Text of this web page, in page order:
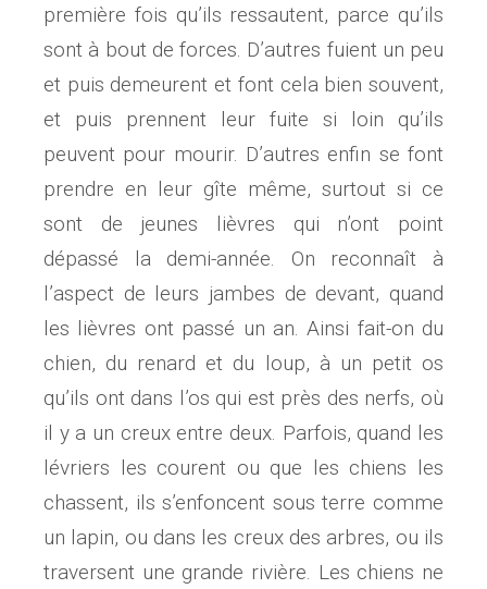
première fois qu’ils ressautent, parce qu’ils
sont à bout de forces. D’autres fuient un peu
et puis demeurent et font cela bien souvent,
et puis prennent leur fuite si loin qu’ils
peuvent pour mourir. D’autres enfin se font
prendre en leur gîte même, surtout si ce
sont de jeunes lièvres qui n’ont point
dépassé la demi-année. On reconnaît à
l’aspect de leurs jambes de devant, quand
les lièvres ont passé un an. Ainsi fait-on du
chien, du renard et du loup, à un petit os
qu’ils ont dans l’os qui est près des nerfs, où
il y a un creux entre deux. Parfois, quand les
lévriers les courent ou que les chiens les
chassent, ils s’enfoncent sous terre comme
un lapin, ou dans les creux des arbres, ou ils
traversent une grande rivière. Les chiens ne